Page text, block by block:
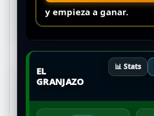
y empieza a ganar.
EL
GRANJAZO
📊 Stats